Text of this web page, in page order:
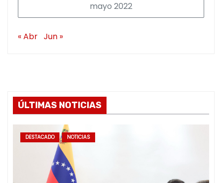
mayo 2022
« Abr Jun »
ÚLTIMAS NOTICIAS
DESTACADO NOTICIAS